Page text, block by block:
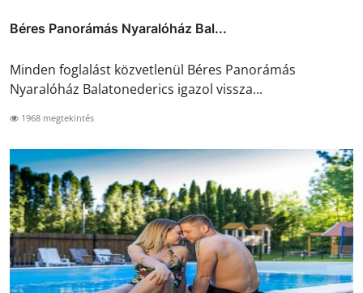
Béres Panorámás Nyaralóház Bal...
Minden foglalást közvetlenül Béres Panorámás
Nyaralóház Balatonederics igazol vissza...
1968 megtekintés